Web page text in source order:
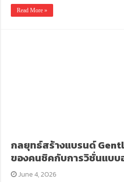
Read More »
กลยุทธ์สร้างแบรนด์
ของคนชิคกับการวิชั่นแบบ
June 4, 2026